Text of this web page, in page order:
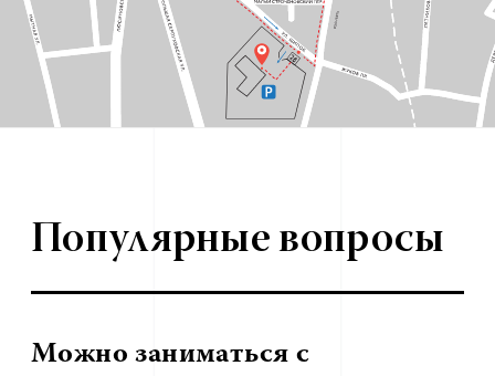
Популярные вопросы
Можно заниматься с